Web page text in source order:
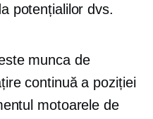
potențialilor dvs.
munca de
continuă a poziției
motoarele de